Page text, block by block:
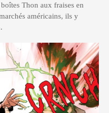
Thon aux fraises en
américains, ils y